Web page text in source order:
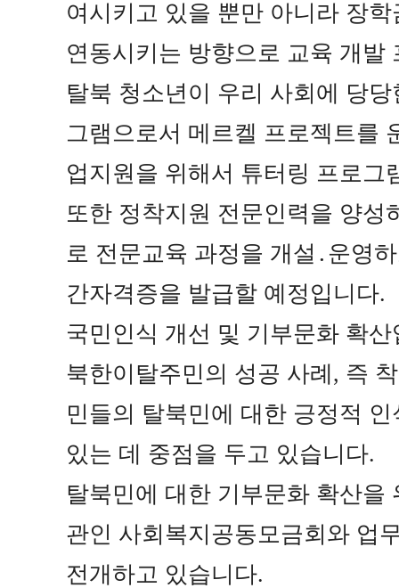
여시키고 있을 뿐만 아니라 장
연동시키는 방향으로 교육 개발
탈북 청소년이 우리 사회에 당
그램으로서 메르켈 프로젝트를
업지원을 위해서 튜터링 프로그
또한 정착지원 전문인력을 양성
로 전문교육 과정을 개설 ․ 운영
간자격증을 발급할 예정입니다.
국민인식 개선 및 기부문화 확산
북한이탈주민의 성공 사례 , 즉
민들의 탈북민에 대한 긍정적
있는 데 중점을 두고 있습니다.
탈북민에 대한 기부문화 확산을
관인 사회복지공동모금회와 업
전개하고 있습니다.